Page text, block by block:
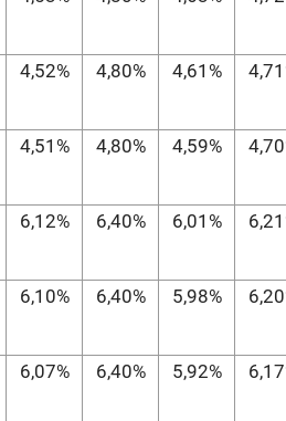
4,52% 4,80% 4,61%
4,51% 4,80% 4,59%
6,12% 6,40% 6,01%
6,10% 6,40% 5,98%
6,07% 6,40% 5,92%